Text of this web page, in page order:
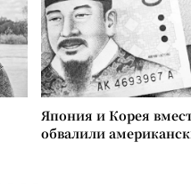
Япония и Корея
обвалили